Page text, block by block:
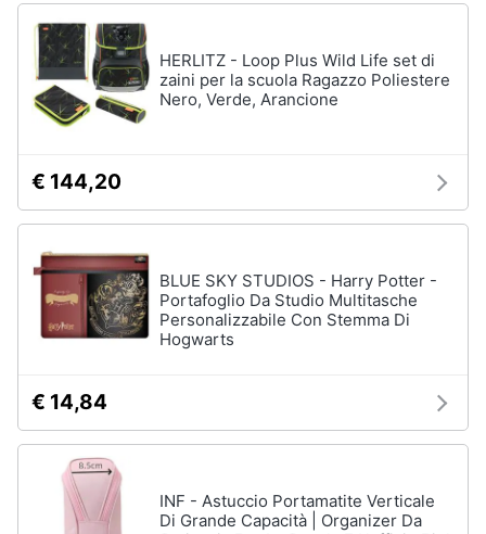
HERLITZ - Loop Plus Wild Life set di
zaini per la scuola Ragazzo Poliestere
Nero, Verde, Arancione
€ 144,20
BLUE SKY STUDIOS - Harry Potter -
Portafoglio Da Studio Multitasche
Personalizzabile Con Stemma Di
Hogwarts
€ 14,84
INF - Astuccio Portamatite Verticale
Di Grande Capacità | Organizer Da